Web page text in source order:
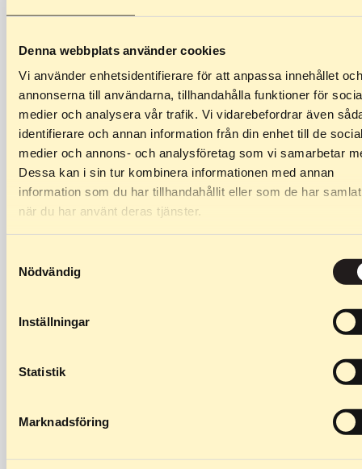
Denna webbplats använder cookies
Vi använder enhetsidentifierare för att anpassa innehållet och
annonserna till användarna, tillhandahålla funktioner för
medier och analysera vår trafik. Vi vidarebefordrar även
identifierare och annan information från din enhet till de
medier och annons- och analysföretag som vi samarbetar
Dessa kan i sin tur kombinera informationen med annan
information som du har tillhandahållit eller som de har
när du har använt deras tjänster.
Nödvändig
Inställningar
Statistik
Marknadsföring
1 379kr–1 379 kr
Oakley Aro3 Endurance
MIPS – Matte Blackout
ARO3 Endurance ir universāla
ķivere tev, ja trenējies un
piedalies sacensībās ar…
299kr
Dimanta vīle
Elpex Dimanta vīle – ass
rollerslēpju nūjas uzgalis dažu